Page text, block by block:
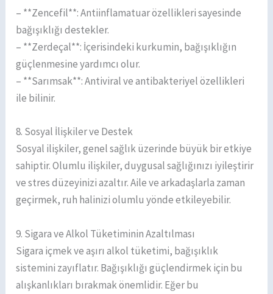
– **Zencefil**: Antiinflamatuar özellikleri sayesinde
bağışıklığı destekler.
– **Zerdeçal**: İçerisindeki kurkumin, bağışıklığın
güçlenmesine yardımcı olur.
– **Sarımsak**: Antiviral ve antibakteriyel özellikleri
ile bilinir.
8. Sosyal İlişkiler ve Destek
Sosyal ilişkiler, genel sağlık üzerinde büyük bir etkiye
sahiptir. Olumlu ilişkiler, duygusal sağlığınızı iyileştirir
ve stres düzeyinizi azaltır. Aile ve arkadaşlarla zaman
geçirmek, ruh halinizi olumlu yönde etkileyebilir.
9. Sigara ve Alkol Tüketiminin Azaltılması
Sigara içmek ve aşırı alkol tüketimi, bağışıklık
sistemini zayıflatır. Bağışıklığı güçlendirmek için bu
alışkanlıkları bırakmak önemlidir. Eğer bu